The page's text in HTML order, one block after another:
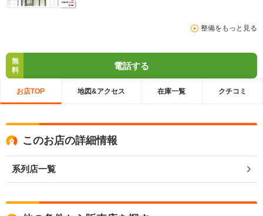
整備をもっと見る
無
料
電話する
お店TOP 地図&アクセス 在庫一覧 クチコミ
このお店の詳細情報
系列店一覧